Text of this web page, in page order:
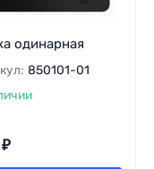
одинарная
850101-01
₽